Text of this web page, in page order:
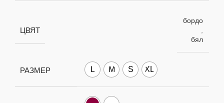
ЦВЯТ
бордо
,
бял
РАЗМЕР L M S XL